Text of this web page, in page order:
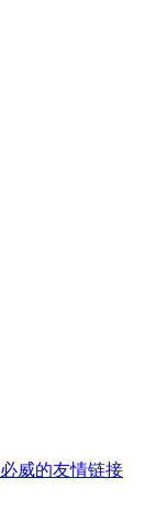
必威的友情链接